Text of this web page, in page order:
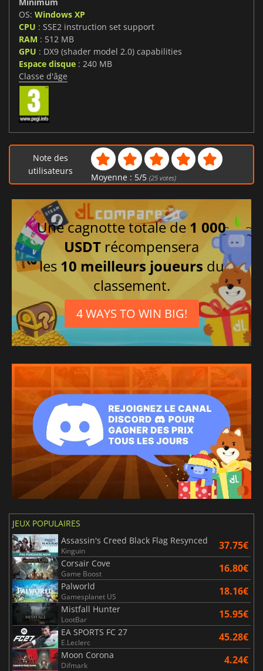
OS: Windows XP
CPU : SSE2 instruction set support
RAM : 512 MB
GPU : DX9 (shader model 2.0) capabilities
Espace disque : 240 MB
Classe d'âge
Note des
utilisateurs
Moyenne : 5/5 (25votes)
Une cagnotte totale de 1 000
USDT récompensera
les 10 meilleurs joueurs du
classement.
4 WAYS TO WIN BIG!
JEUX POPULAIRES
Assassin's Creed Black Flag Resynced
Kinguin 37.75€
Corsair Cove
Game Boost 16.80€
Palworld
Gamesplanet US 18.16€
Mistfall Hunter
LootBar 15.95€
EA SPORTS FC 27
E.Leclerc 45.28€
Moon Corona
Difmark 4.24€